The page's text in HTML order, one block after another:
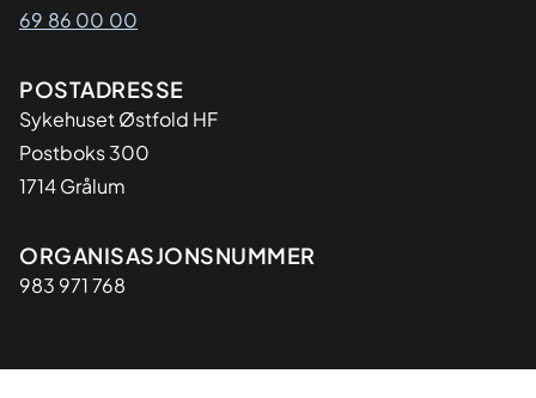
69 86 00 00
Adresse
POSTADRESSE
Sykehuset Østfold HF
Postboks 300
1714 Grålum
Organisasjon
ORGANISASJONSNUMMER
983 971 768